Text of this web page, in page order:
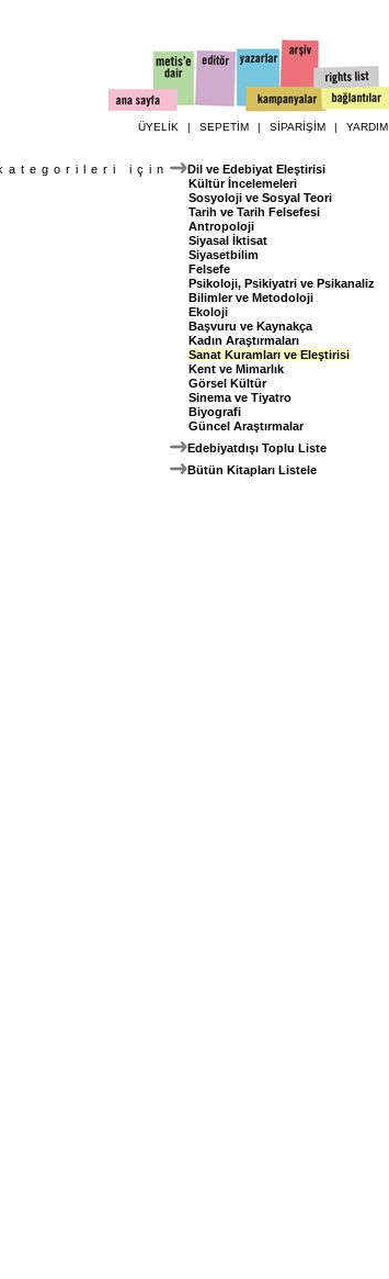
ÜYELİK | SEPETİM | SİPARİŞİM | YARDIM
için
Dil ve Edebiyat Eleştirisi
Kültür İncelemeleri
Sosyoloji ve Sosyal Teori
Tarih ve Tarih Felsefesi
Antropoloji
Siyasal İktisat
Siyasetbilim
Felsefe
Psikoloji, Psikiyatri ve Psikanaliz
Bilimler ve Metodoloji
Ekoloji
Başvuru ve Kaynakça
Kadın Araştırmaları
Sanat Kuramları ve Eleştirisi
Kent ve Mimarlık
Görsel Kültür
Sinema ve Tiyatro
Biyografi
Güncel Araştırmalar
Edebiyatdışı Toplu Liste
Bütün Kitapları Listele